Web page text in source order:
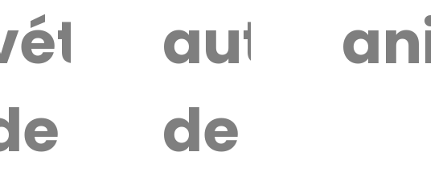
autour
de